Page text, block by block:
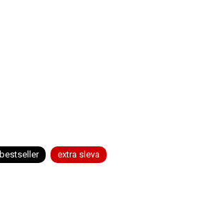
bestseller extra sleva